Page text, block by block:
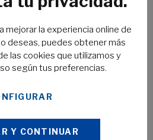
EN LA FABRICACIÓN DE
mejorar la experiencia online de
deseas, puedes obtener más
las cookies que utilizamos y
según tus preferencias.
Y CONTINUAR